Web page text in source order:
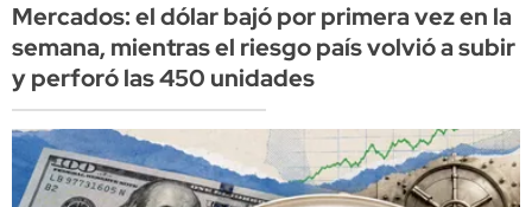
Mercados: el dólar bajó por primera vez en la
semana, mientras el riesgo país volvió a subir
y perforó las 450 unidades